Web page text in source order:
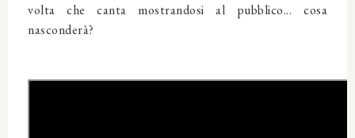
volta che canta mostrandosi al pubblico... cosa
nasconderà?